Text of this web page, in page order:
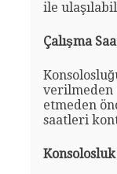
ile
Çalışma
verilmeden
etmeden
saatleri